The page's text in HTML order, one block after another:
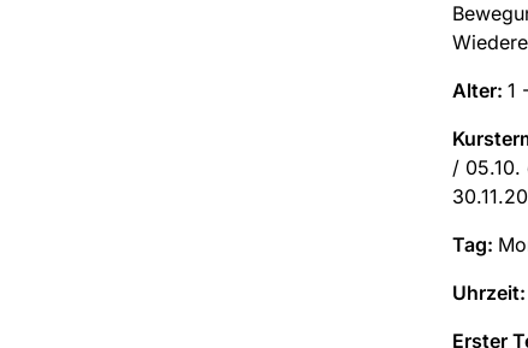
Alter: 1
/ 05.10.
Tag:
Uhrzeit:
Erster